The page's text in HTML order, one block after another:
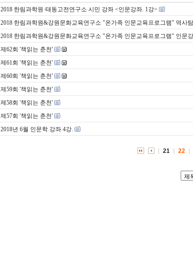
2018 한림과학원·태동고전연구소 시민 강좌 <인문강좌. 1강>
2018 한림과학원&강원문화교육연구소 "온가족 인문교육프로그램" 역사
2018 한림과학원&강원문화교육연구소 "온가족 인문교육프로그램" 인문
제62회 '책읽는 춘천'
제61회 '책읽는 춘천'
제60회 '책읽는 춘천'
제59회 '책읽는 춘천'
제58회 '책읽는 춘천'
제57회 '책읽는 춘천'
2018년 6월 인문학 강좌 4강.
21 22